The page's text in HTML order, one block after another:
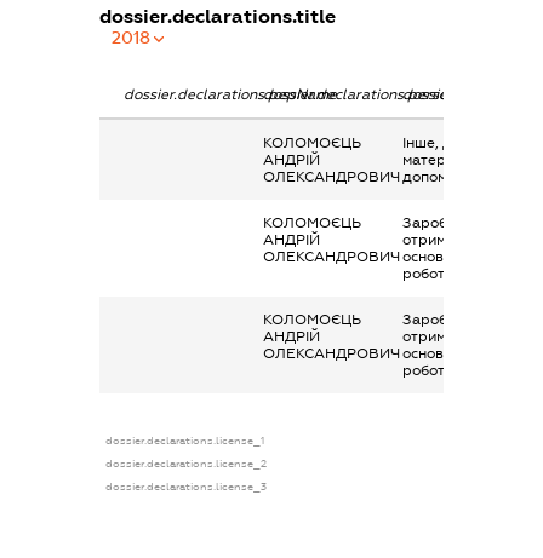
dossier.declarations.title
2018
dossier.declarations.pepNamedossier.declarations.personName
КОЛОМОЄЦЬ
АНДРІЙ
ОЛЕКСАНДРОВИЧ
Інше, державна
матеріальна
допомога
КОЛОМОЄЦЬ
АНДРІЙ
ОЛЕКСАНДРОВИЧ
Заробітна плата
отримана за
основним місцем
роботи
КОЛОМОЄЦЬ
АНДРІЙ
ОЛЕКСАНДРОВИЧ
Заробітна плата
отримана за
основним місцем
роботи
dossier.declarations.license_1
dossier.declarations.license_2
dossier.declarations.license_3